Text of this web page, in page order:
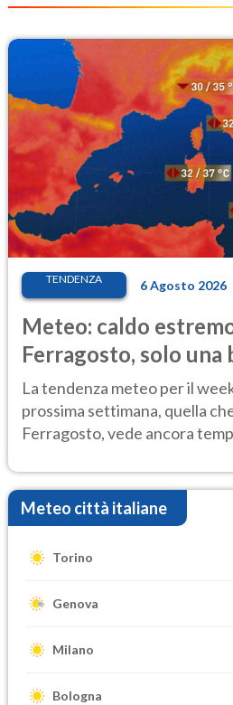
TENDENZA 6 Agosto 2026
Meteo: caldo
Ferragosto, solo una
Ecco dove
La tendenza meteo per il
prossima settimana, quella
Ferragosto, vede ancora
Meteo città italiane
Torino
Genova
Milano
Bologna